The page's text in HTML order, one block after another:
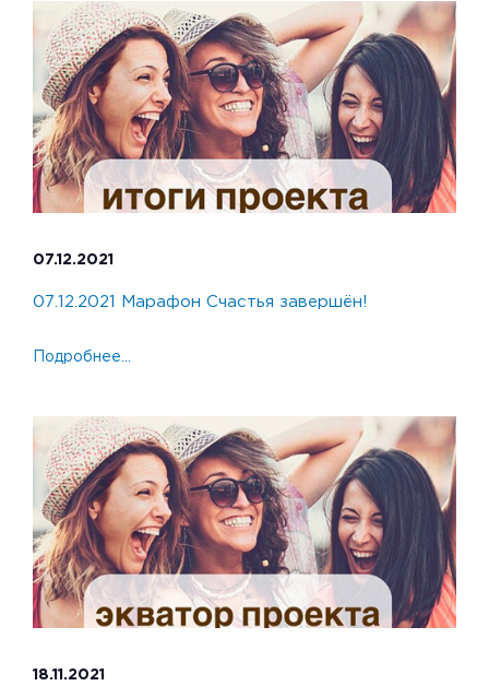
07.12.2021
07.12.2021 Марафон Счастья завершён!
Подробнее...
18.11.2021